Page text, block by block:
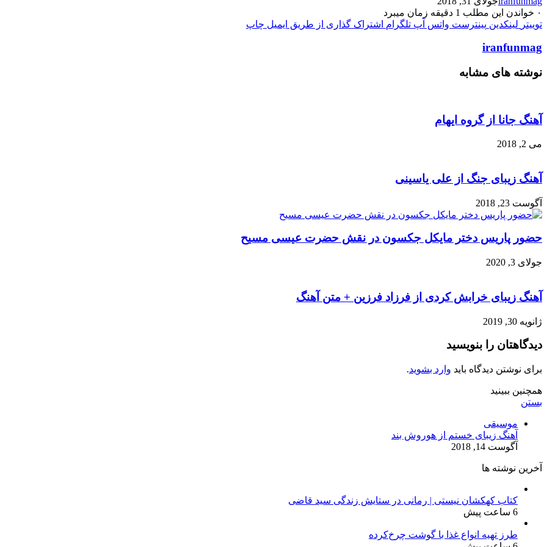
۰ خواندن این مطلب 1 دقیقه زمان میبرد
توییتر لینکدین پینترست واتس آپ تلگرام اشتراک گذاری از طریق ایمیل چاپ
iranfunmag
نوشته های مشابه
آهنگ جانا از گروه ایهام
می 2, 2018
آهنگ زیبای جنگ از علی یاسینی
آگوست 23, 2018
حضور پاریس دختر مایکل جکسون در نقش حضرت عیسی مسیح
جولای 3, 2020
آهنگ زیبای خرابش کردی از فرزاد فرزین + متن آهنگ
ژانویه 30, 2019
دیدگاهتان را بنویسید
برای نوشتن دیدگاه باید وارد بشوید.
همچنین ببینید
بستن
موسیقی
آهنگ زیبای خستم از هوروش بند
آگوست 14, 2018
آخرین نوشته ها
کتاب کهکشان نیستی | رمانی در ستایش زندگی سید قاضی
6 ساعت پیش
طرز تهیه انواع غذا با گوشت چرخ‌کرده